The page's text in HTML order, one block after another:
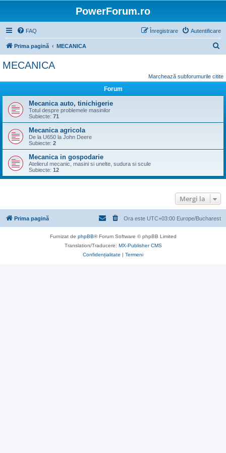
PowerForum.ro
FAQ Autentificare
Înregistrare
Prima pagină MECANICA
t
MECANICA
Marchează subforumurile citite
Forum
Mecanica auto, tinichigerie
Totul despre problemele masinilor
Subiecte: 71
Mecanica agricola
De la U650 la John Deere
Subiecte: 2
Mecanica in gospodarie
Atelierul mecanic, masini si unelte, sudura si scule
Subiecte: 12
Mergi la
Prima pagină Ora este UTC+03:00 Europe/Bucharest
Furnizat de phpBB® Forum Software © phpBB Limited
Translation/Traducere: MX-Publisher CMS
Confidențialitate | Termeni